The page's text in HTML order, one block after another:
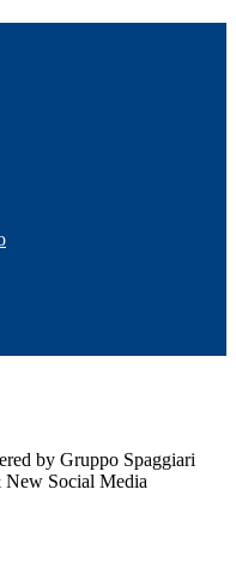
by Gruppo Spaggiari
Social Media